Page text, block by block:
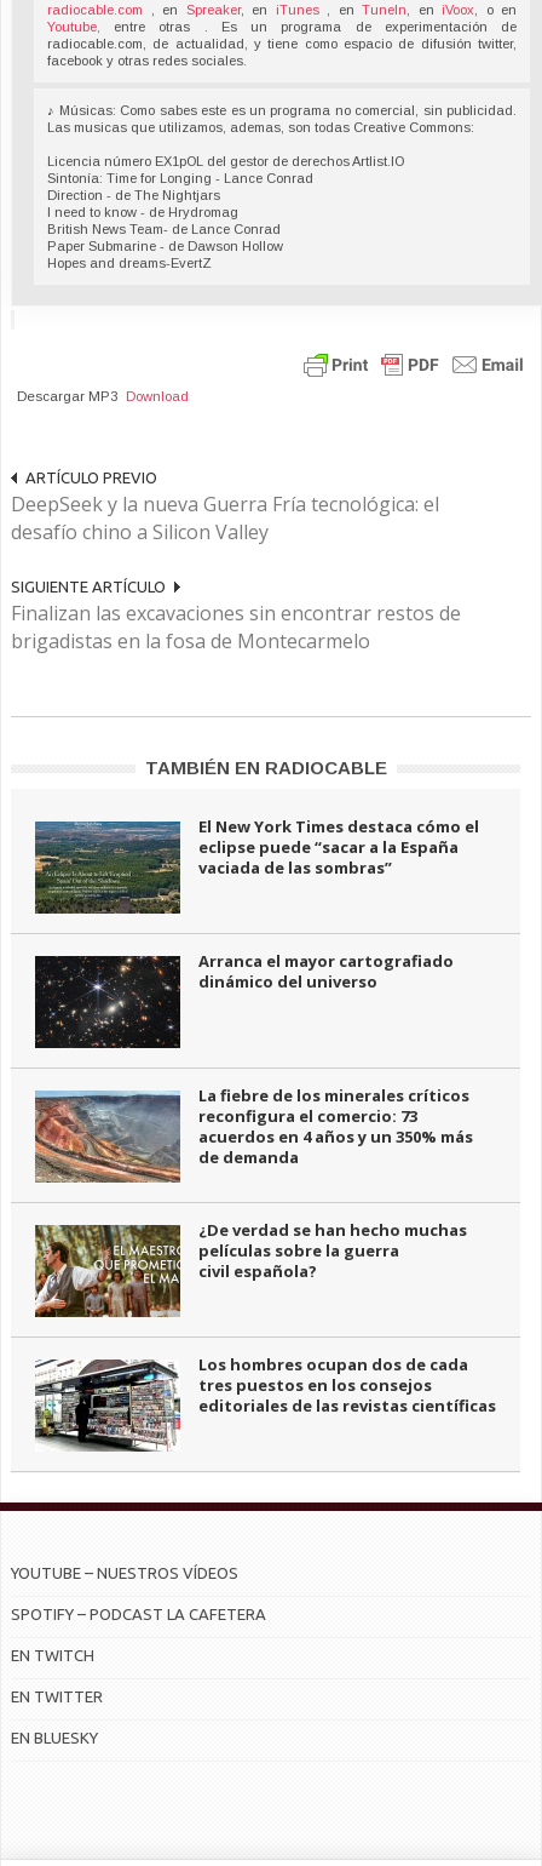
radiocable.com , en Spreaker, en iTunes , enTuneIn , en iVoox , o en
Youtube,
entre otras . Es un programa de experimentación de
radiocable.com, de actualidad, y tiene como espacio de difusión twitter,
facebook y otras redes sociales.
♪ Músicas: Como sabes este es un programa no comercial, sin publicidad.
Las musicas que utilizamos, ademas, son todas Creative Commons:
Licencia número EX1pOL del gestor de derechos Artlist.IO
Sintonía: Time for Longing - Lance Conrad
Direction - de The Nightjars
I need to know - de Hrydromag
British News Team- de Lance Conrad
Paper Submarine - de Dawson Hollow
Hopes and dreams-EvertZ
Descargar MP3 Download
ARTÍCULO PREVIO
DeepSeek y la nueva Guerra Fría tecnológica: el
desafío chino a Silicon Valley
SIGUIENTE ARTÍCULO
Finalizan las excavaciones sin encontrar restos de
brigadistas en la fosa de Montecarmelo
TAMBIÉN EN RADIOCABLE
El New York Times destaca cómo el
eclipse puede “sacar a la España
vaciada de las sombras”
Arranca el mayor cartografiado
dinámico del universo
La fiebre de los minerales críticos
reconfigura el comercio: 73
acuerdos en 4 años y un 350% más
de demanda
¿De verdad se han hecho muchas
películas sobre la guerra
civil española?
Los hombres ocupan dos de cada
tres puestos en los consejos
editoriales de las revistas científicas
YOUTUBE – NUESTROS VÍDEOS
SPOTIFY – PODCAST LA CAFETERA
EN TWITCH
EN TWITTER
EN BLUESKY